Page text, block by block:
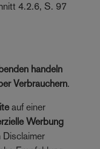
4.2.6, S. 97
handeln
Verbrauchern.
auf einer
Werbung